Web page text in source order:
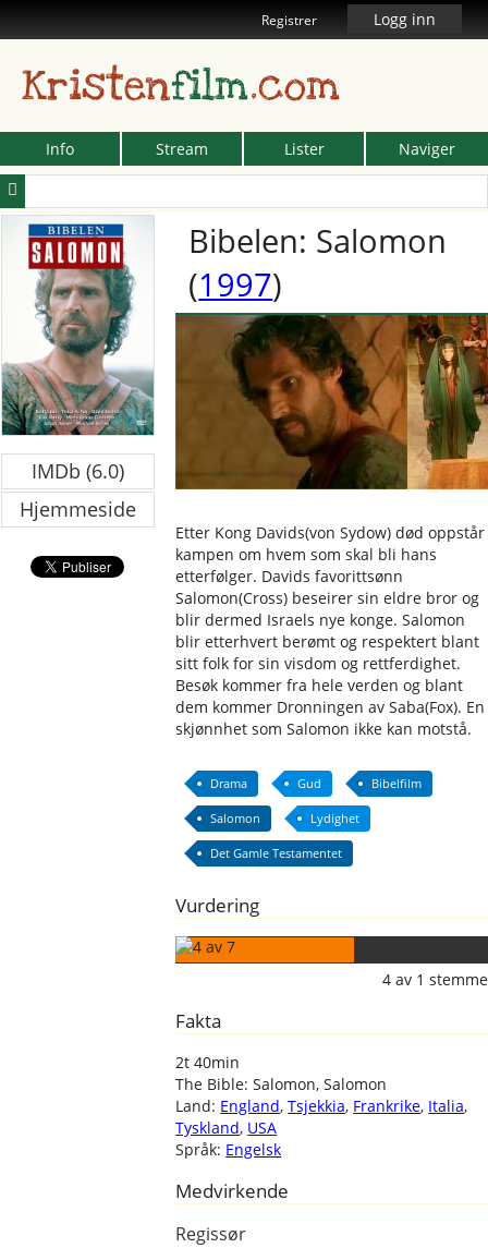
Registrer Logg inn
Kristenfilm.com
Info Stream Lister Naviger
IMDb (6.0)
Hjemmeside
Bibelen: Salomon
(1997)
Etter Kong Davids(von Sydow) død oppstår
kampen om hvem som skal bli hans
etterfølger. Davids favorittsønn
Salomon(Cross) beseirer sin eldre bror og
blir dermed Israels nye konge. Salomon
blir etterhvert berømt og respektert blant
sitt folk for sin visdom og rettferdighet.
Besøk kommer fra hele verden og blant
dem kommer Dronningen av Saba(Fox). En
skjønnhet som Salomon ikke kan motstå.
Drama Gud Bibelfilm
Salomon Lydighet
Det Gamle Testamentet
Vurdering
4av 1 stemme
Fakta
2t 40min
The Bible: Salomon, Salomon
Land: England,Tsjekkia, Frankrike, Italia,
Tyskland, USA
Språk: Engelsk
Medvirkende
Regissør